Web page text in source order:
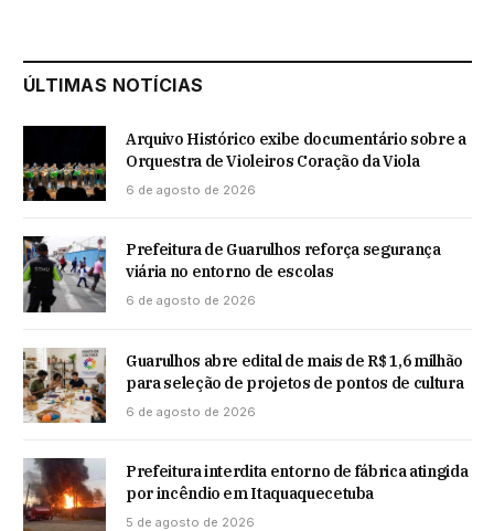
ÚLTIMAS NOTÍCIAS
Arquivo Histórico exibe documentário sobre a
Orquestra de Violeiros Coração da Viola
6 de agosto de 2026
Prefeitura de Guarulhos reforça segurança
viária no entorno de escolas
6 de agosto de 2026
Guarulhos abre edital de mais de R$ 1,6 milhão
para seleção de projetos de pontos de cultura
6 de agosto de 2026
Prefeitura interdita entorno de fábrica atingida
por incêndio em Itaquaquecetuba
5 de agosto de 2026